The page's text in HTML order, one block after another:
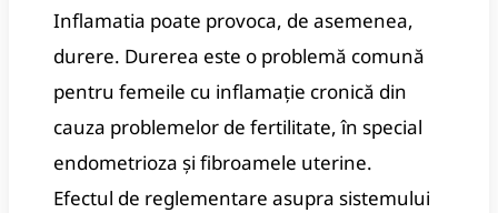
Inflamatia poate provoca, de asemenea,
durere. Durerea este o problemă comună
pentru femeile cu inflamație cronică din
cauza problemelor de fertilitate, în special
endometrioza și fibroamele uterine.
Efectul de reglementare asupra sistemului